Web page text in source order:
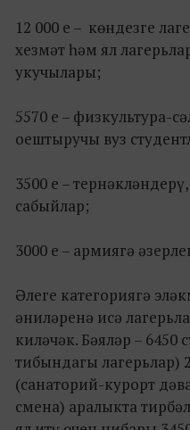
12 000 е – көндезге
хезмәт һәм ял
укучылары;
5570 е – физкультура-
оештыручы вуз
3500 е –
сабыйлар;
3000 е – армиягә
Әлеге категориягә
әниләренә исә
киләчәк. Бәяләр – 6450
тибындагы лагерьлар)
(санаторий-курорт
смена) аралыкта